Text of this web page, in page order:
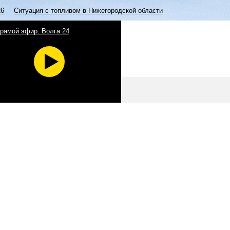
Ситуация с топливом в Нижегородской области
эфир. Волга 24